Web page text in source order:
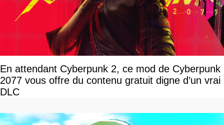
En attendant Cyberpunk 2, ce mod de Cyberpunk
2077 vous offre du contenu gratuit digne d’un vrai
DLC